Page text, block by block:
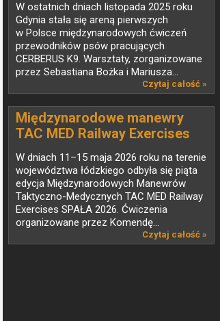
W ostatnich dniach listopada 2025 roku
Gdynia stała się areną pierwszych
w Polsce międzynarodowych ćwiczeń
przewodników psów pracujących
CERBERUS K9. Warsztaty, zorganizowane
przez Sebastiana Bożka i Mariusza...
Czytaj całość »
Międzynarodowe manewry
TAC MED Railway Exercises
SPAŁA 2026 zakończone
W dniach 11–15 maja 2026 roku na terenie
województwa łódzkiego odbyła się piąta
edycja Międzynarodowych Manewrów
Taktyczno-Medycznych TAC MED Railway
Exercises SPAŁA 2026. Ćwiczenia
organizowane przez Komendę...
Czytaj całość »